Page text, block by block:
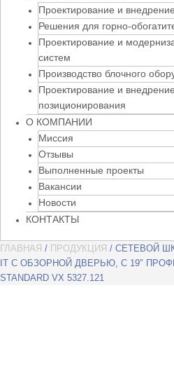
Проектирование и
Решения для горно-
Проектирование и
систем
Производство блочного
Проектирование и
позиционирования
О КОМПАНИИ
Миссия
Отзывы
Выполненные проекты
Вакансии
Новости
КОНТАКТЫ
ГЛАВНАЯ / ПРОДУКЦИЯ / СЕТЕВОЙ
IT С ОБЗОРНОЙ ДВЕРЬЮ, С 19″
STANDARD VX 5327.121